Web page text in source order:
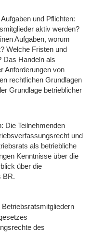
und Pflichten:
aktiv werden?
Aufgaben, worum
Welche Fristen und
Das Handeln als
Anforderungen von
rechtlichen Grundlagen
Grundlage betrieblicher
Die Teilnehmenden
und
als betriebliche
Kenntnisse über die
über die
BR.
des